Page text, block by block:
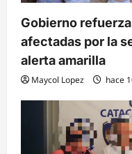
Gobierno
afectadas por la
alerta amarilla
Maycol Lopez hace